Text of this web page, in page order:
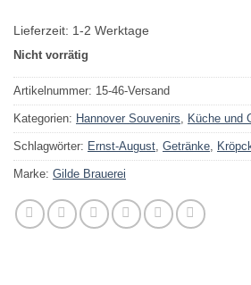
Lieferzeit: 1-2 Werktage
Nicht vorrätig
Artikelnummer: 15-46-Versand
Kategorien: Hannover Souvenirs, Küche und
Schlagwörter: Ernst-August, Getränke,
Marke: Gilde Brauerei